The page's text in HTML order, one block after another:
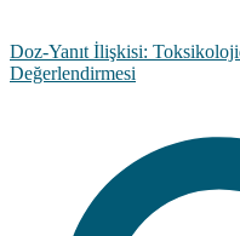
Doz-Yanıt İlişkisi:
Değerlendirmesi